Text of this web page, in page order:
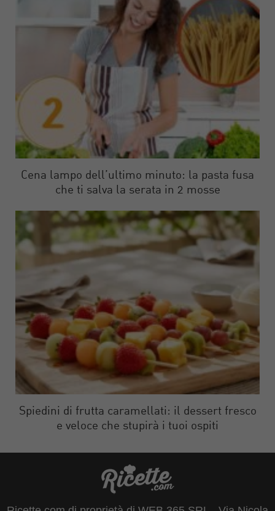
Cena lampo dell’ultimo minuto: la pasta fusa
che ti salva la serata in 2 mosse
Spiedini di frutta caramellati: il dessert fresco
e veloce che stupirà i tuoi ospiti